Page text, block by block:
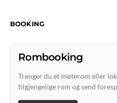
BOOKING
Rombooking
Trenger du et møterom eller
tilgjengelige rom og send